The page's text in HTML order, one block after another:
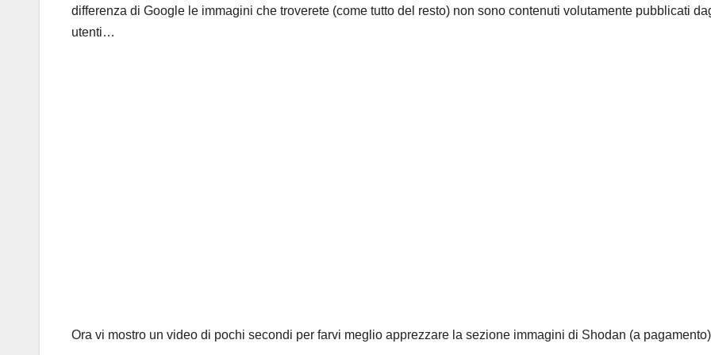
differenza di Google le immagini che troverete (come tutto del resto) non sono contenuti volutamente pubblicati
utenti…
Ora vi mostro un video di pochi secondi per farvi meglio apprezzare la sezione immagini di Shodan (a